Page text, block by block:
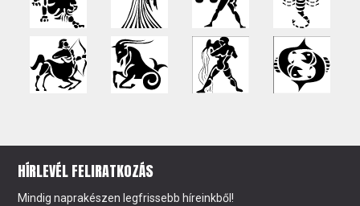
HÍRLEVÉL FELIRATKOZÁS
Mindig naprakészen legfrissebb híreinkből!